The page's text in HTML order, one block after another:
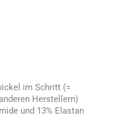
im Schritt (=
Herstellern)
und 13% Elastan